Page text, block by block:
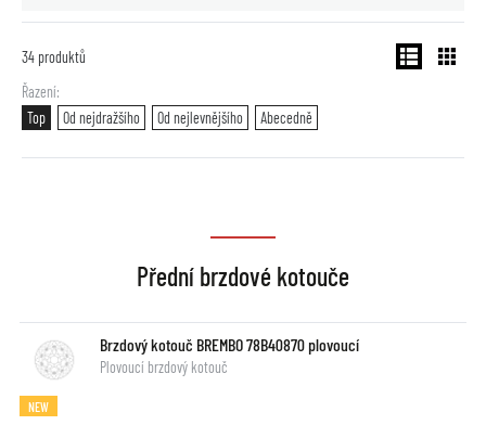
34 produktů
Řazení
Top
Od nejdražšího Od nejlevnějšího Abecedně
Přední brzdové kotouče
Brzdový kotouč BREMBO 78B40870 plovoucí
Plovoucí brzdový kotouč
NEW